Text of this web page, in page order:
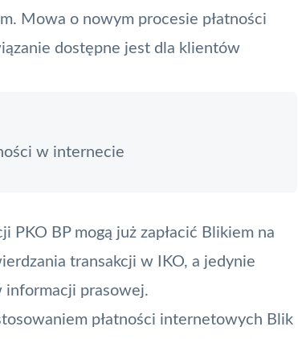
Mowa o nowym procesie płatności
dostępne jest dla klientów
w internecie
PKO BPmogą już zapłacić Blikiem na
transakcji w IKO, a jedynie
informacji prasowej.
płatności internetowych Blik